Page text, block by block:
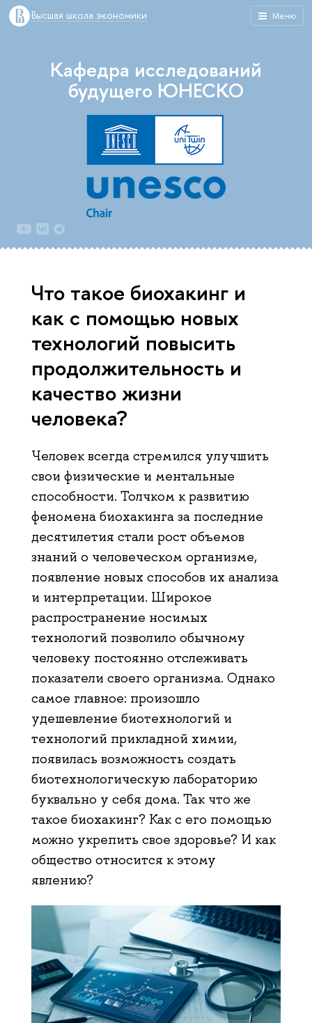
Меню
Высшая школа экономики
Кафедра исследований
будущего ЮНЕСКО
Что такое биохакинг и
как с помощью новых
технологий повысить
продолжительность и
качество жизни
человека?
Человек всегда стремился улучшить
свои физические и ментальные
способности. Толчком к развитию
феномена биохакинга за последние
десятилетия стали рост объемов
знаний о человеческом организме,
появление новых способов их анализа
и интерпретации. Широкое
распространение носимых
технологий позволило обычному
человеку постоянно отслеживать
показатели своего организма. Однако
самое главное: произошло
удешевление биотехнологий и
технологий прикладной химии,
появилась возможность создать
биотехнологическую лабораторию
буквально у себя дома. Так что же
такое биохакинг? Как с его помощью
можно укрепить свое здоровье? И как
общество относится к этому
явлению?